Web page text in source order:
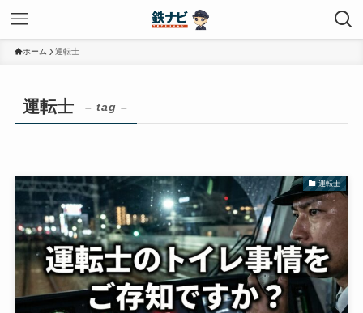
ホーム 運転士
運転士 – tag –
運転士